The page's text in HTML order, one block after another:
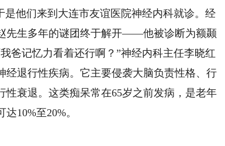
他们来到大连市友谊医院神经内科就诊。经
先生多年的谜团终于解开——他被诊断为额颞
爸记忆力看着还行啊？”神经内科主任李晓红
退行性疾病。它主要侵袭大脑负责性格、行
衰退。这类痴呆常在65岁之前发病，是老年
10%至20%。